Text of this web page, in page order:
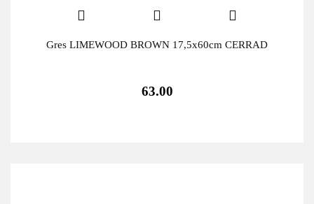
Gres LIMEWOOD BROWN 17,5x60cm CERRAD
63.00